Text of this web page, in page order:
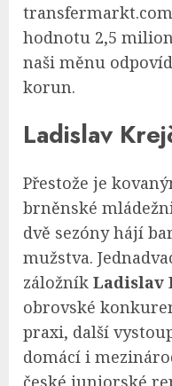
hodnotu 2,5
naši měnu
korun.
Ladislav
Přestože je
brněnské
dvě sezóny hájí
mužstva.
záložník Ladislav
obrovské
praxi, další
domácí i
české juniorské